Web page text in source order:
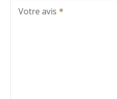
Votre avis